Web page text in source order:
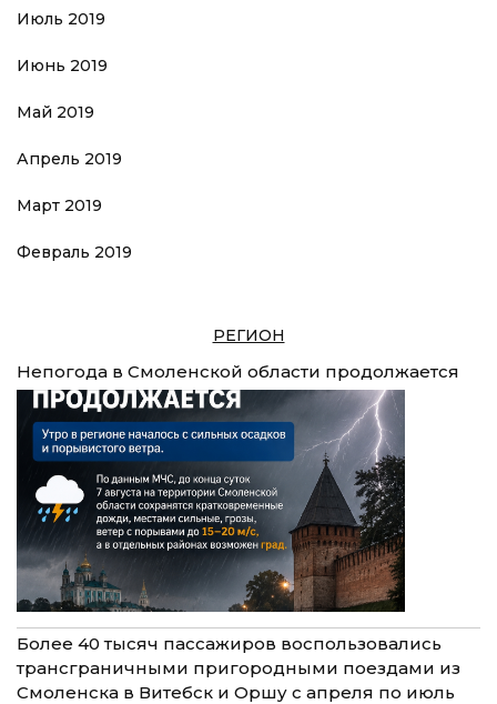
Июль 2019
Июнь 2019
Май 2019
Апрель 2019
Март 2019
Февраль 2019
РЕГИОН
Непогода в Смоленской области продолжается
Более 40 тысяч пассажиров воспользовались
трансграничными пригородными поездами из
Смоленска в Витебск и Оршу с апреля по июль